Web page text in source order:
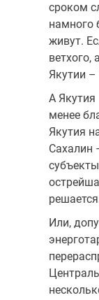
сроком
намного
живут.
ветхого,
Якутии –
А
менее
Якутия
Сахалин
Или,